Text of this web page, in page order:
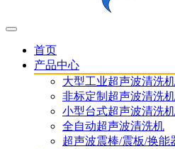
首页
产品中心
大型工业超声波清洗机
非标定制超声波清洗机
小型台式超声波清洗机
全自动超声波清洗机
超声波震棒/震板/换能